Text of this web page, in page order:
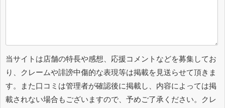
当サイトは店舗の特長や感想、応援コメントなどを募集してお
り、クレームや誹謗中傷的な表現等は掲載を見送らせて頂きま
す。また口コミは管理者が確認後に掲載し、内容によっては掲
載されない場合もございますので、予めご了承ください。クレ